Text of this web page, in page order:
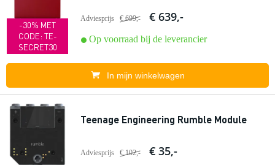
-30% MET
CODE: TE-
SECRET30
Adviesprijs € 699,- € 639,-
Op voorraad bij de leverancier
In mijn winkelwagen
Teenage Engineering Rumble Module
Adviesprijs € 102,- € 35,-